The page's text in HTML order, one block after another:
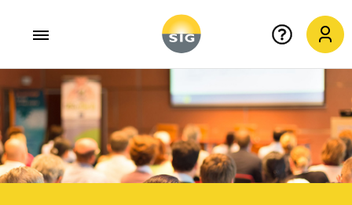
Aller au contenu principal